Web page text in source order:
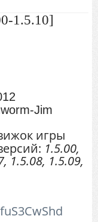
1.5.10]
Jim
игры
1.5.00,
1.5.08, 1.5.09,